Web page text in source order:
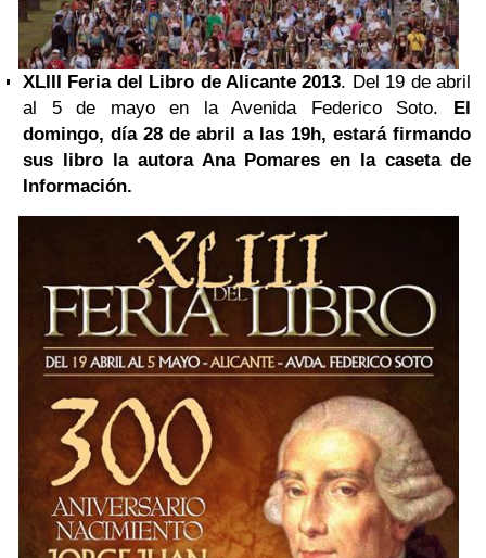
XLIII Feria del Libro de Alicante 2013. Del 19 de abril
al 5 de mayo en la Avenida Federico Soto. El
domingo, día 28 de abril a las 19h, estará firmando
sus libro la autora Ana Pomares en la caseta de
Información.